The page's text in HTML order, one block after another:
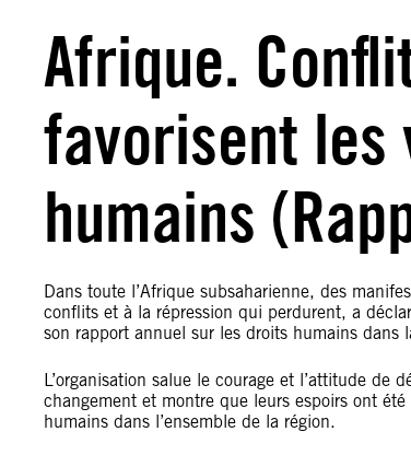
Afrique.
favorisent les
humains
Dans toute l’Afrique subsaharienne, des
conflits et à la répression qui perdurent, a
son rapport annuel sur les droits humains dans
L’organisation salue le courage et l’attitude de
changement et montre que leurs espoirs ont
humains dans l’ensemble de la région.